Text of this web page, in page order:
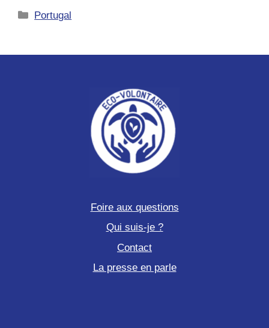
sanctuaire
Catégories
Portugal
Foire aux questions
Qui suis-je ?
Contact
La presse en parle